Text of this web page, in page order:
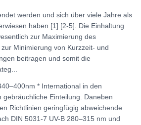
werden und sich über viele Jahre als
haben [1] [2-5]. Die Einhaltung
zur Maximierung des
Minimierung von Kurzzeit- und
beitragen und somit die
* International in den
gebräuchliche Einteilung. Daneben
Richtlinien geringfügig abweichende
DIN 5031-7 UV-B 280–315 nm und